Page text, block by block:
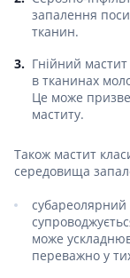
запалення
тканин.
Гнійний
в тканинах
Це може
маститу.
Також мастит
середовища
субареолярний
може
переважно у